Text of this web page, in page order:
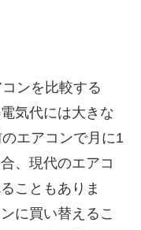
ンを比較する
気代には大きな
エアコンで月に1
、現代のエアコ
こともありま
に買い替えるこ